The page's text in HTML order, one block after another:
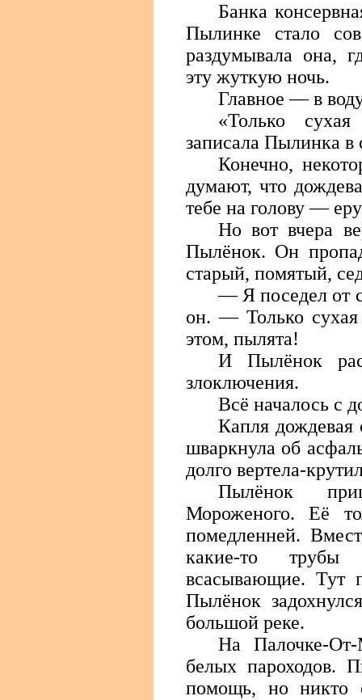
Банка
Пылинке стало
раздумывала она,
эту жуткую ночь.
Главное — в
«Только
записала Пылинка в
Конечно,
думают, что
тебе на голову —
Но вот вчера
Пылёнок. Он
старый, помятый,
— Я поседел от
он. — Только
этом, пылята!
И Пылёнок
злоключения.
Всё началось с
Капля дождевая
шваркнула об
долго вертела-
Пылёнок
Мороженого. Её
помедленней.
какие-то
всасывающие. Тут
Пылёнок
большой реке.
На Палочке-
белых пароходов.
помощь, но никто